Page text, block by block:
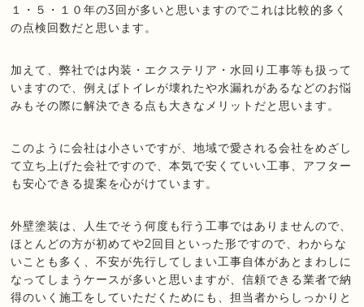
１・５・１０年の3回が多いと思いますのでこれは比較的多く
の点検回数だと思います。
加えて、弊社では内装・エクステリア・水回り工事等も扱って
いますので、例えばトイレが壊れたや水漏れがあるなどのお悩
みもその際に解決できる点も大きなメリットだと思います。
このように会社は小さいですが、地域で愛される会社をめざし
て立ち上げた会社ですので、本気で安くていい工事、アフター
も安心できる提案を心がけています。
外壁塗装は、人生でそう何度も行う工事ではありませんので、
ほとんどの方が初めてや2回目といった形ですので、わからな
いことも多く、不安が先行してしまい工事自体があとまわしに
なってしまうケースが多いと思いますが、信頼できる業者で納
得のいく施工をしていただくためにも、担当者からしっかりと